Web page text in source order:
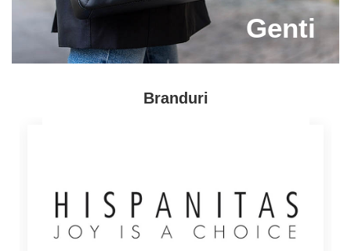
de pe Capricia.ro si vei fi surprinsa de confortul pe
care il ofera. Vei putea face plimbari lungi fara sa te
doara picioarele sau sa te confrunti cu bataturi.
Descopera modelele de pantofi din piele 100%
pe care il preferi, este important sa achizitionezi
intotdeauna articole fabricate din piele naturala. In
acest mod, vei beneficia de confort, pantofii tai se
Genti
Branduri